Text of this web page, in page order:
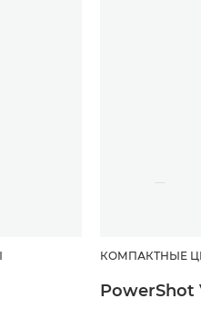
КОМПАКТНЫЕ
PowerShot